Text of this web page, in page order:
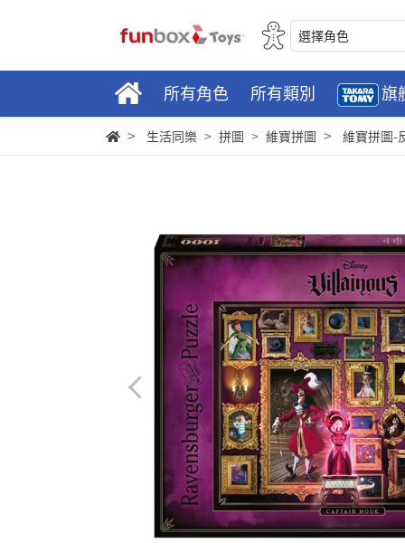
選擇角色
所有角色 所有類別 旗
生活同樂 拼圖 維寶拼圖 維寶拼圖-